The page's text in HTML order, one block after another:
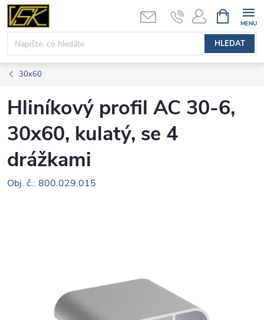
Přejít
obsah
HLEDAT
NÁKUPNÍ
KOŠÍK
30x60
Hliníkový profil AC 30-6,
30x60, kulatý, se 4
drážkami
Obj. č.: 800.029.015